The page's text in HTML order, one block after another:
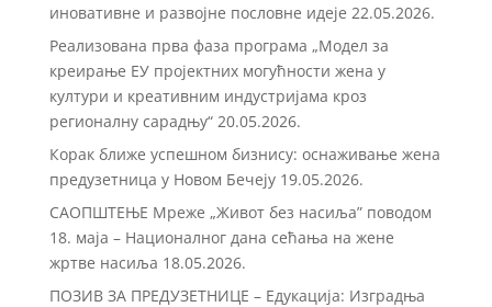
иновативне и развојне пословне идеје 22.05.2026.
Реализована прва фаза програма „Модел за
креирање ЕУ пројектних могућности жена у
култури и креативним индустријама кроз
регионалну сарадњу“ 20.05.2026.
Корак ближе успешном бизнису: оснаживање жена
предузетница у Новом Бечеју 19.05.2026.
САОПШТЕЊЕ Мреже „Живот без насиља” поводом
18. маја – Националног дана сећања на жене
жртве насиља 18.05.2026.
ПОЗИВ ЗА ПРЕДУЗЕТНИЦЕ – Eдукација: Изградња